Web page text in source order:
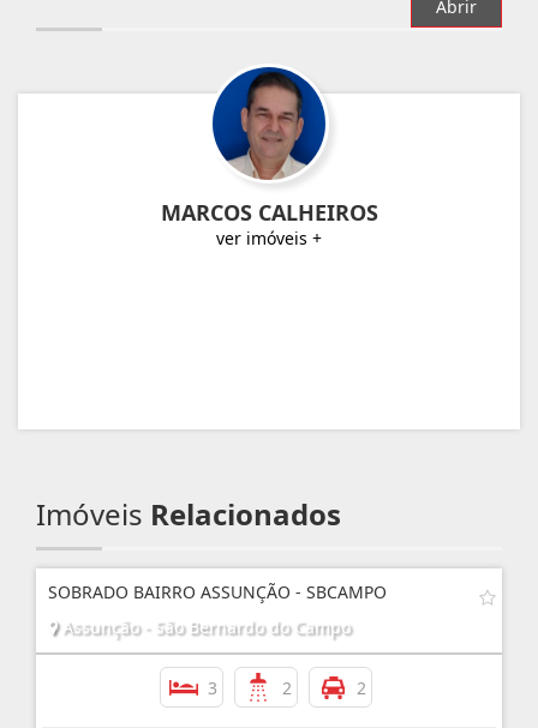
Abrir
MARCOS CALHEIROS
ver imóveis +
Imóveis Relacionados
SOBRADO BAIRRO ASSUNÇÃO - SBCAMPO
Assunção - São Bernardo do Campo
3 2 2